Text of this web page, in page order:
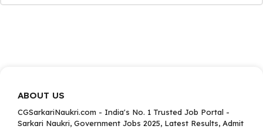
ABOUT US
CGSarkariNaukri.com - India's No. 1 Trusted Job Portal -
Sarkari Naukri, Government Jobs 2025, Latest Results, Admit